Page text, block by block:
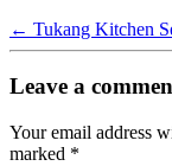
← Tukang Kitchen
Leave a
Your email address
marked *